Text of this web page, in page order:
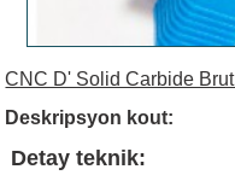
CNC D' Solid Carbide
Deskripsyon kout:
Detay teknik: